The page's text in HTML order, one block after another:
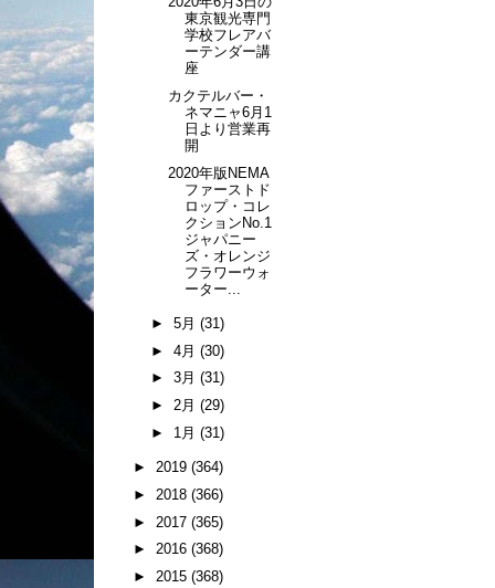
東京観光専門
学校フレアバ
ーテンダー講
座
カクテルバー・
ネマニャ6月1
日より営業再
開
2020年版NEMA
ファーストド
ロップ・コレ
クションNo.1
ジャパニー
ズ・オレンジ
フラワーウォ
ーター...
► 5月 (31)
► 4月 (30)
► 3月 (31)
► 2月 (29)
► 1月 (31)
► 2019 (364)
► 2018 (366)
► 2017 (365)
► 2016 (368)
► 2015 (368)